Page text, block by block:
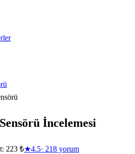
İncelemesi
223 ₺★4.5· 218 yorum